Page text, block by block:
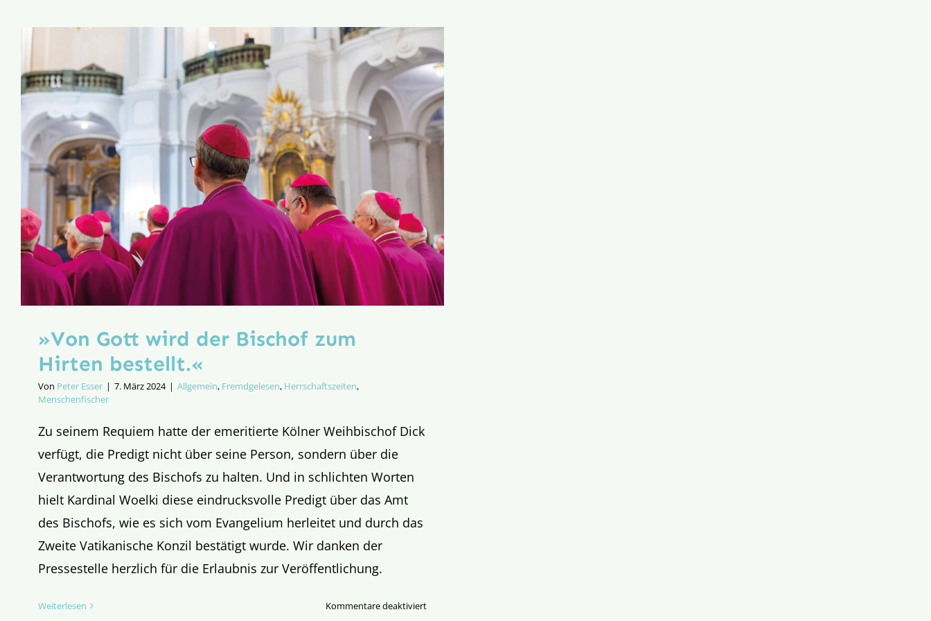
»Von Gott wird der Bischof zum
Hirten bestellt.«
Von Peter Esser | 7. März 2024 | Allgemein, Fremdgelesen, Herrschaftszeiten,
Menschenfischer
Zu seinem Requiem hatte der emeritierte Kölner Weihbischof Dick
verfügt, die Predigt nicht über seine Person, sondern über die
Verantwortung des Bischofs zu halten. Und in schlichten Worten
hielt Kardinal Woelki diese eindrucksvolle Predigt über das Amt
des Bischofs, wie es sich vom Evangelium herleitet und durch das
Zweite Vatikanische Konzil bestätigt wurde. Wir danken der
Pressestelle herzlich für die Erlaubnis zur Veröffentlichung.
Weiterlesen Kommentare deaktiviertfür